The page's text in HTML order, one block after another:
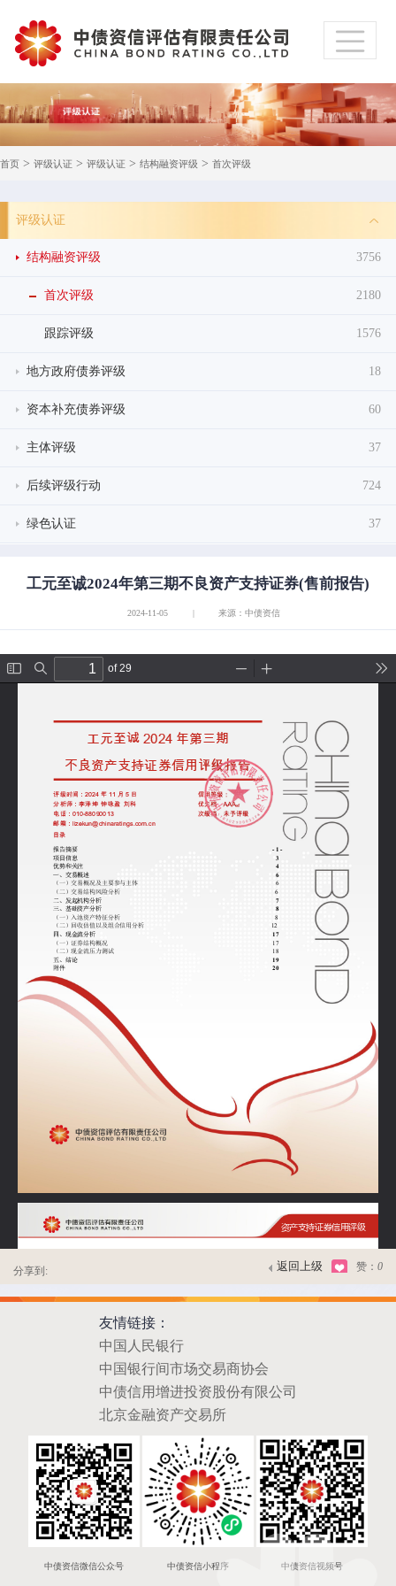
首页 > 评级认证 > 评级认证 > 结构融资评级 > 首次评级
评级认证
结构融资评级 3756
首次评级 2180
跟踪评级 1576
地方政府债券评级 18
资本补充债券评级 60
主体评级 37
后续评级行动 724
绿色认证 37
工元至诚2024年第三期不良资产支持证券(售前报告)
2024-11-05 | 来源：中债资信
分享到: 返回上级 赞： 0
友情链接：
中国人民银行
中国银行间市场交易商协会
中债信用增进投资股份有限公司
北京金融资产交易所
中债资信微信公众号 中债资信小程序 中债资信视频号